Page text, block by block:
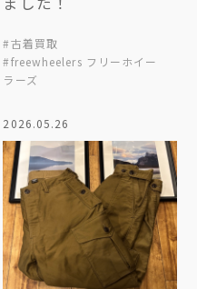
#古着買取
#freewheelers フリーホイー
ラーズ
2026.05.26